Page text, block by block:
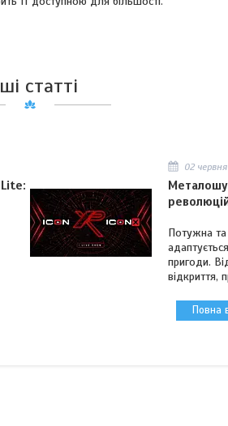
статті
02
Потужна та
пригоди.
відкриття,
Повна